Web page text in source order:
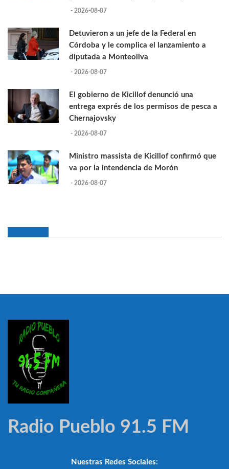
- 2026-08-07
Detuvieron a un jefe de la Federal en
Córdoba y le complica el lanzamiento a
diputada a Monteoliva
- 2026-08-07
El gobierno de Kicillof denunció una
entrega exprés de los permisos de pesca a
Chernajovsky
- 2026-08-07
Ministro massista de Kicillof confirmó que
va por la intendencia de Morón
- 2026-08-07
Radio Pueblo 91.5 FM
Nuestras Redes Sociales: